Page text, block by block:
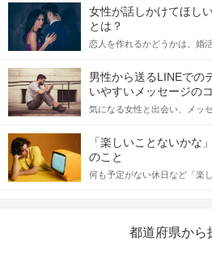
女性が話しかけてほし
とは？
恋人を作れるかどうかは、婚
てアプローチできるかにも左
格的に始めようとしている方
をしっかりと理解し、正しい
記事では、女性が話しかけて
合にどのような行動に繋げる
男性から送るLINEでの
いやすいメッセージの
気になる女性と出会い、メッ
しかし、中には「どう誘った
っしゃるのではないでしょう
送るLINEでのデートの誘い方
えながら解説するので、ぜひ
「楽しいことないかな
のこと
何も予定がない休日など「楽
の楽しいことアイデアを集め
都道府県から